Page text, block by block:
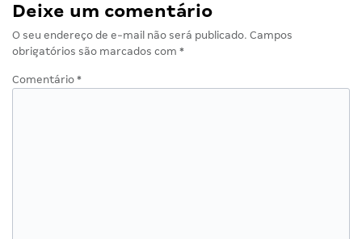
Deixe um comentário
O seu endereço de e-mail não será publicado. Campos
obrigatórios são marcados com *
Comentário *